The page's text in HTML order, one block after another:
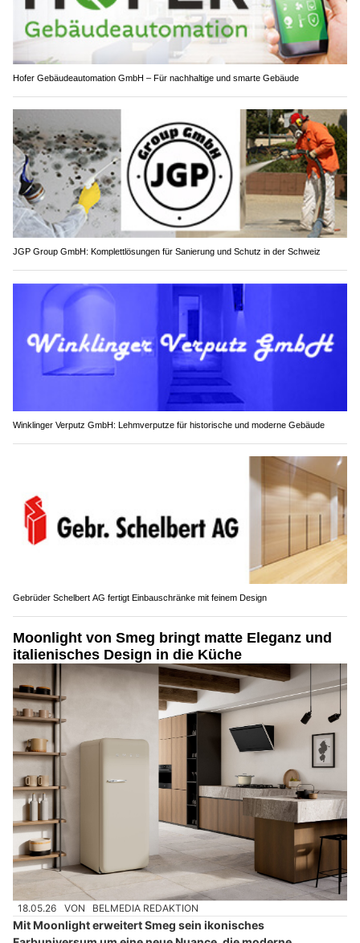
Hofer Gebäudeautomation GmbH – Für nachhaltige und smarte Gebäude
JGP Group GmbH: Komplettlösungen für Sanierung und Schutz in der Schweiz
Winklinger Verputz GmbH: Lehmverputze für historische und moderne Gebäude
Gebrüder Schelbert AG fertigt Einbauschränke mit feinem Design
Moonlight von Smeg bringt matte Eleganz und
italienisches Design in die Küche
18.05.26 VON BELMEDIA REDAKTION
Mit Moonlight erweitert Smeg sein ikonisches